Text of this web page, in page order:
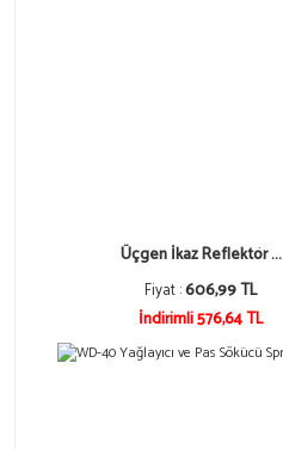
Üçgen İkaz Reflektör ...
Fiyat :606,99 TL
İndirimli 576,64 TL